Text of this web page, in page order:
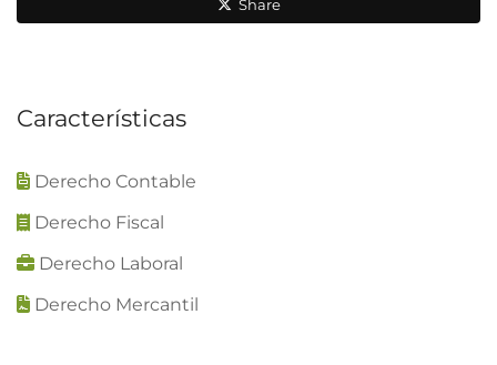
Share
Características
Derecho Contable
Derecho Fiscal
Derecho Laboral
Derecho Mercantil